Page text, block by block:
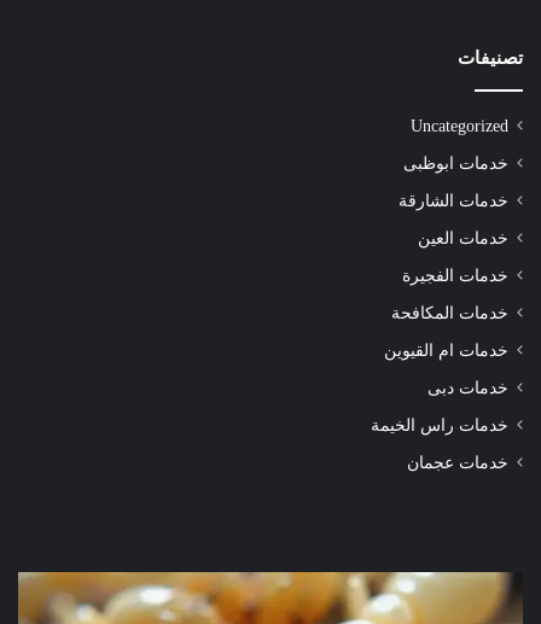
تصنيفات
Uncategorized
خدمات ابوظبى
خدمات الشارقة
خدمات العين
خدمات الفجيرة
خدمات المكافحة
خدمات ام القيوين
خدمات دبى
خدمات راس الخيمة
خدمات عجمان
شركة
مكافحة